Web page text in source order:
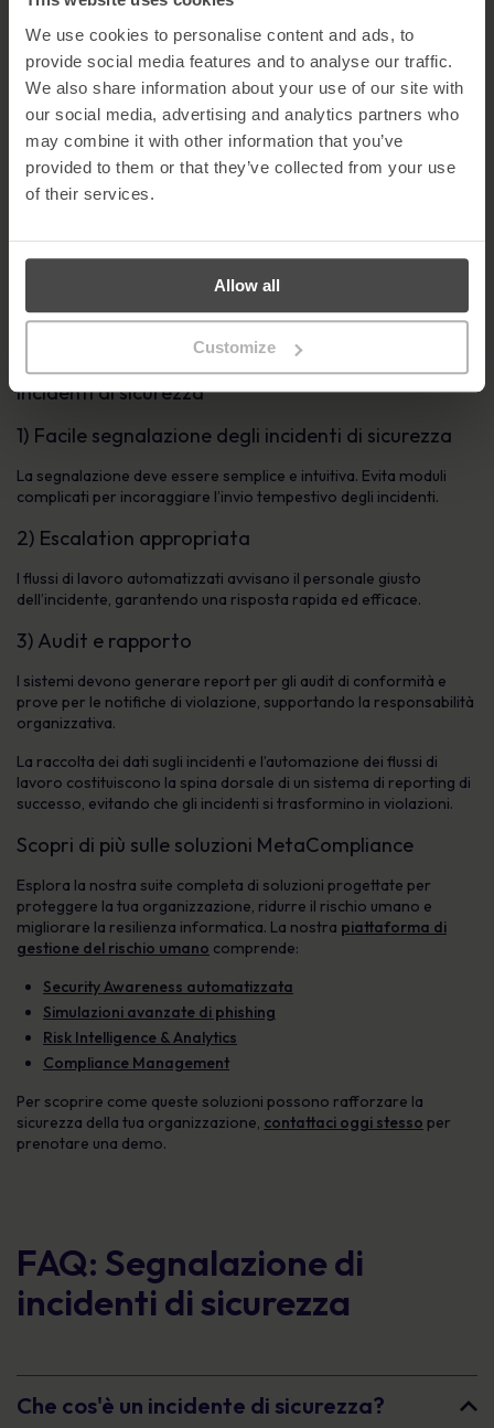
We use cookies to personalise content and ads, to
provide social media features and to analyse our traffic.
We also share information about your use of our site with
our social media, advertising and analytics partners who
may combine it with other information that you’ve
provided to them or that they’ve collected from your use
of their services.
Allow all
Customize
4. Previene i costosi eventi di sicurezza
rapporto di IBM Cost of a Data Breachevidenzia l’impatto
finanziario delle violazioni. Una forte cultura della segnalazione
riduce la possibilità che gli incidenti minori si aggravino.
5. Mantiene la conformità normativa
conformarsi a standard comeISO27001, DPA2018 eGDPR,
garantendo una documentazione adeguata per le notifiche di
Leggi tutto suTrasformare la gestione della conformità.
Tre buone pratiche per la segnalazione degli
incidenti di sicurezza
1) Facile segnalazione degli incidenti di sicurezza
La segnalazione deve essere semplice e intuitiva. Evita moduli
complicati per incoraggiare l’invio tempestivo degli incidenti.
2) Escalation appropriata
I flussi di lavoro automatizzati avvisano il personale giusto
dell’incidente, garantendo una risposta rapida ed efficace.
3) Audit e rapporto
I sistemi devono generare report per gli audit di conformità e
prove per le notifiche di violazione, supportando la responsabilità
organizzativa.
La raccolta dei dati sugli incidenti e l’automazione dei flussi di
lavoro costituiscono la spina dorsale di un sistema di reporting di
successo, evitando che gli incidenti si trasformino in violazioni.
Scopri di più sulle soluzioni MetaCompliance
Esplora la nostra suite completa di soluzioni progettate per
proteggere la tua organizzazione, ridurre il rischio umano e
migliorare la resilienza informatica. La nostra piattaforma di
gestione del rischio umano comprende:
Security Awareness automatizzata
Simulazioni avanzate di phishing
Risk Intelligence & Analytics
Compliance Management
Per scoprire come queste soluzioni possono rafforzare la
sicurezza della tua organizzazione, contattaci oggi stesso per
prenotare una demo.
FAQ: Segnalazione di
incidenti di sicurezza
Che cos'è un incidente di sicurezza?